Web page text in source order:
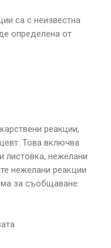
са с неизвестна
определена от
реакции,
Това включва
листовка, нежелани
нежелани реакции
за съобщаване: